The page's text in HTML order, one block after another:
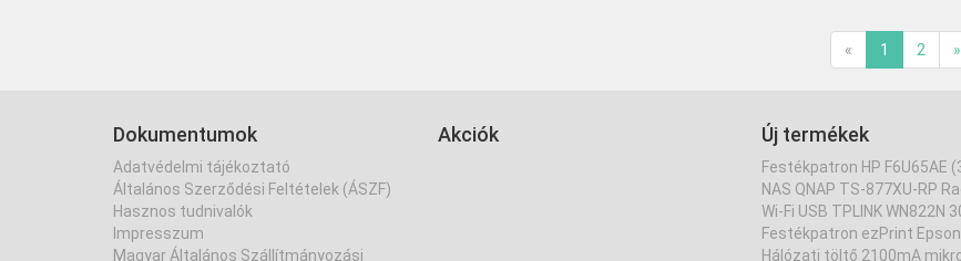
« 1 2 »
Dokumentumok
Adatvédelmi tájékoztató
Általános Szerződési Feltételek (ÁSZF)
Hasznos tudnivalók
Impresszum
Magyar Általános Szállítmányozási
Akciók Új termékek
Festékpatron HP F6U65AE
NAS QNAP TS-877XU-RP
Wi-Fi USB TPLINK WN822N
Festékpatron ezPrint
Hálózati töltő 2100mA